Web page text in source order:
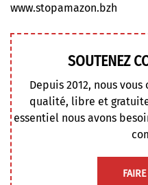
www.stopamazon.bzh
SOUTENEZ
Depuis 2012, nous
qualité, libre et
essentiel nous avons